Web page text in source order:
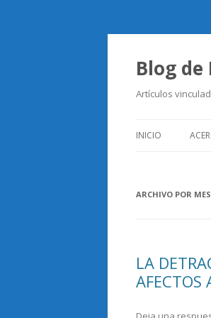
Blog
Artículos
INICIO
ARCHIVO POR
LA